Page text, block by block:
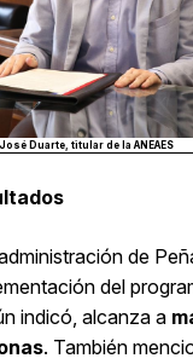
José Duarte, titular de la ANEAES
de
del
indicó, alcanza a
. También